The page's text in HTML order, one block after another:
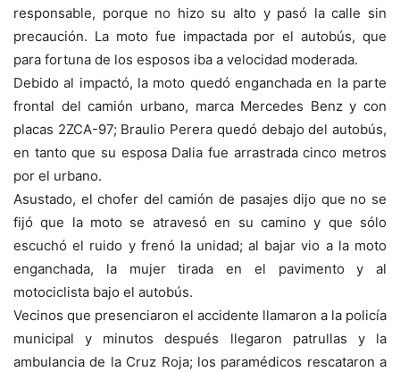
responsable, porque no hizo su alto y pasó la calle sin
precaución. La moto fue impactada por el autobús, que
para fortuna de los esposos iba a velocidad moderada.
Debido al impactó, la moto quedó enganchada en la parte
frontal del camión urbano, marca Mercedes Benz y con
placas 2ZCA-97; Braulio Perera quedó debajo del autobús,
en tanto que su esposa Dalia fue arrastrada cinco metros
por el urbano.
Asustado, el chofer del camión de pasajes dijo que no se
fijó que la moto se atravesó en su camino y que sólo
escuchó el ruido y frenó la unidad; al bajar vio a la moto
enganchada, la mujer tirada en el pavimento y al
motociclista bajo el autobús.
Vecinos que presenciaron el accidente llamaron a la policía
municipal y minutos después llegaron patrullas y la
ambulancia de la Cruz Roja; los paramédicos rescataron a